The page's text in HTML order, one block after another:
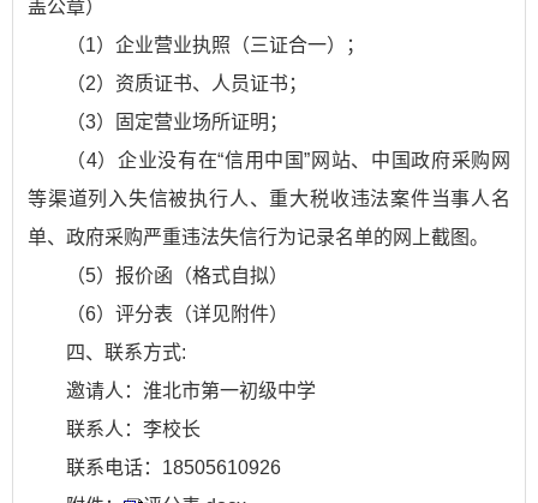
盖公章）
（1）企业营业执照（三证合一）；
（2）资质证书、人员证书；
（3）固定营业场所证明；
（4）企业没有在“信用中国”网站、中国政府采购网
等渠道列入失信被执行人、重大税收违法案件当事人名
单、政府采购严重违法失信行为记录名单的网上截图。
（5）报价函（格式自拟）
（6）评分表（详见附件）
四、联系方式:
邀请人：淮北市第一初级中学
联系人：李校长
联系电话：18505610926